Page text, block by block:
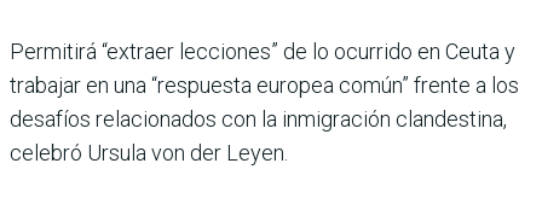
Permitirá “extraer lecciones” de lo ocurrido en Ceuta y
trabajar en una “respuesta europea común” frente a los
desafíos relacionados con la inmigración clandestina,
celebró Ursula von der Leyen.